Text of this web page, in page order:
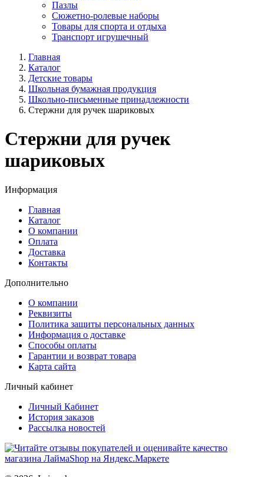
Пазлы
Сюжетно-ролевые наборы
Товары для спорта и отдыха
Транспорт игрушечный
Главная
Каталог
Детские товары
Школьная бумажная продукция
Школьно-письменные принадлежности
Стержни для ручек шариковых
Стержни для ручек
шариковых
Информация
Главная
Каталог
О компании
Оплата
Доставка
Контакты
Дополнительно
О компании
Реквизиты
Политика защиты персональных данных
Информация о доставке
Способы оплаты
Гарантии и возврат товара
Карта сайта
Личный кабинет
Личный Кабинет
История заказов
Рассылка новостей